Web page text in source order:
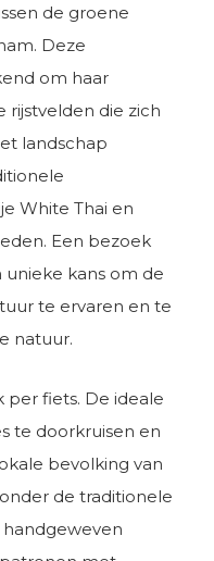
de groene
Deze
om haar
rijstvelden die zich
landschap
White Thai en
Een bezoek
unieke kans om de
te ervaren en te
natuur.
per fiets. De ideale
te doorkruisen en
bevolking van
de traditionele